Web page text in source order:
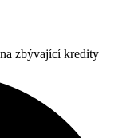
zbývající kredity